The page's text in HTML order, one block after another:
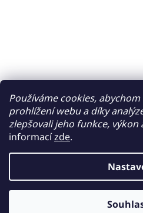
Používáme cookies,
prohlížení webu a díky
zlepšovali jeho funkce, výkon
informacízde.